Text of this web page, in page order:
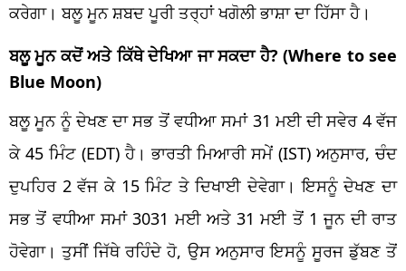
ਕਰੇਗਾ। ਬਲੂ ਮੂਨ ਸ਼ਬਦ ਪੂਰੀ ਤਰ੍ਹਾਂ ਖਗੋਲੀ ਭਾਸ਼ਾ ਦਾ ਹਿੱਸਾ ਹੈ।
ਬਲੂ ਮੂਨ ਕਦੋਂ ਅਤੇ ਕਿੱਥੇ ਦੇਖਿਆ ਜਾ ਸਕਦਾ ਹੈ? (Where to see
Blue Moon)
ਬਲੂ ਮੂਨ ਨੂੰ ਦੇਖਣ ਦਾ ਸਭ ਤੋਂ ਵਧੀਆ ਸਮਾਂ 31 ਮਈ ਦੀ ਸਵੇਰ 4 ਵੱਜ
ਕੇ 45 ਮਿੰਟ (EDT) ਹੈ। ਭਾਰਤੀ ਮਿਆਰੀ ਸਮੇਂ (IST) ਅਨੁਸਾਰ, ਚੰਦ
ਦੁਪਹਿਰ 2 ਵੱਜ ਕੇ 15 ਮਿੰਟ ਤੇ ਦਿਖਾਈ ਦੇਵੇਗਾ। ਇਸਨੂੰ ਦੇਖਣ ਦਾ
ਸਭ ਤੋਂ ਵਧੀਆ ਸਮਾਂ 3031 ਮਈ ਅਤੇ 31 ਮਈ ਤੋਂ 1 ਜੂਨ ਦੀ ਰਾਤ
ਹੋਵੇਗਾ। ਤੁਸੀਂ ਜਿੱਥੇ ਰਹਿੰਦੇ ਹੋ, ਉਸ ਅਨੁਸਾਰ ਇਸਨੂੰ ਸੂਰਜ ਡੁੱਬਣ ਤੋਂ